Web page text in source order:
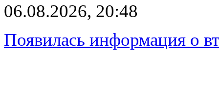
06.08.2026, 20:48
Появилась информация о